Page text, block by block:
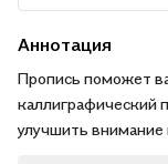
Аннотация
Пропись поможет
каллиграфический
улучшить внимание